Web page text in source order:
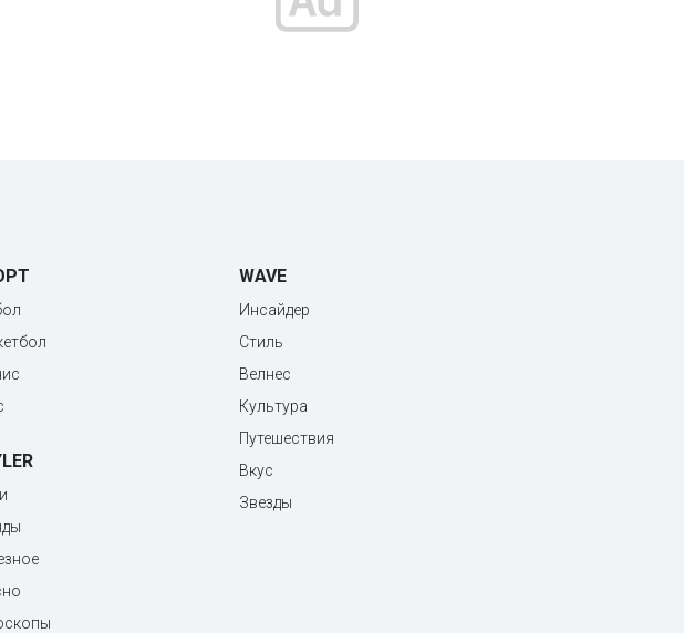
WAVE
Инсайдер
Стиль
Велнес
Культура
Путешествия
Вкус
Звезды